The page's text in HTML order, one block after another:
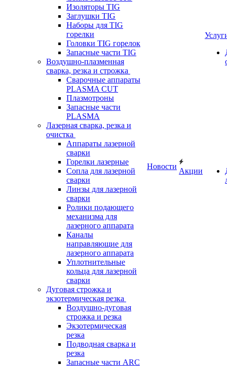
Изоляторы TIG
Заглушки TIG
Наборы для TIG
горелки
Головки TIG горелок
Запасные части TIG
Воздушно-плазменная
сварка, резка и строжка
Сварочные аппараты
PLASMA CUT
Плазмотроны
Запасные части
PLASMA
Лазерная сварка, резка и
очистка
Аппараты лазерной
сварки
Горелки лазерные
Сопла для лазерной
сварки
Линзы для лазерной
сварки
Ролики подающего
механизма для
лазерного аппарата
Каналы
направляющие для
лазерного аппарата
Уплотнительные
кольца для лазерной
сварки
Дуговая строжка и
экзотермическая резка
Воздушно-дуговая
строжка и резка
Экзотермическая
резка
Подводная сварка и
резка
Запасные части ARC
Новости
Акции